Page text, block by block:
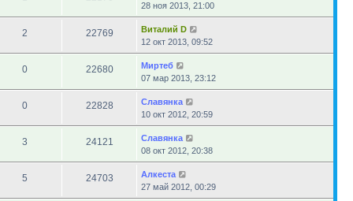
28 ноя 2013, 21:00
2 22769
Виталий D
12 окт 2013, 09:52
0 22680
Миртеб
07 мар 2013, 23:12
0 22828
Славянка
10 окт 2012, 20:59
3 24121
Славянка
08 окт 2012, 20:38
5 24703
Алкеста
27 май 2012, 00:29